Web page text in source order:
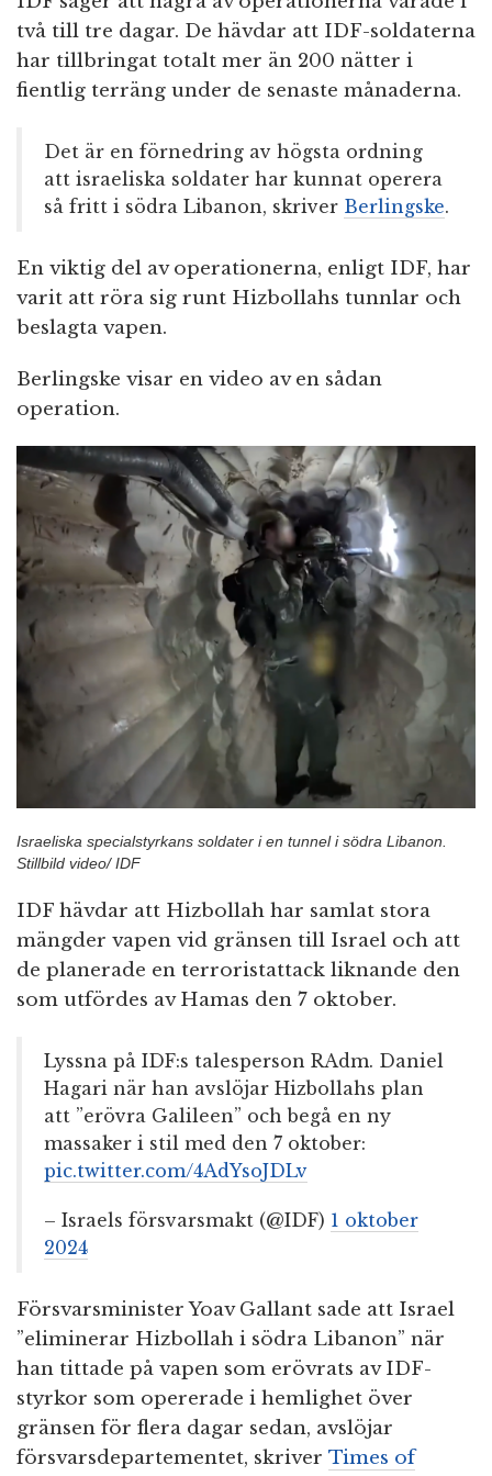
två till tre dagar. De hävdar att IDF-soldaterna
har tillbringat totalt mer än 200 nätter i
fientlig terräng under de senaste månaderna.
Det är en förnedring av högsta ordning
att israeliska soldater har kunnat operera
så fritt i södra Libanon, skriver Berlingske.
En viktig del av operationerna, enligt IDF, har
varit att röra sig runt Hizbollahs tunnlar och
beslagta vapen.
Berlingske visar en video av en sådan
operation.
Israeliska specialstyrkans soldater i en tunnel i södra Libanon.
Stillbild video/ IDF
IDF hävdar att Hizbollah har samlat stora
mängder vapen vid gränsen till Israel och att
de planerade en terroristattack liknande den
som utfördes av Hamas den 7 oktober.
Lyssna på IDF:s talesperson RAdm. Daniel
Hagari när han avslöjar Hizbollahs plan
att ”erövra Galileen” och begå en ny
massaker i stil med den 7 oktober:
pic.twitter.com/4AdYsoJDLv
– Israels försvarsmakt (@IDF) 1 oktober
2024
Försvarsminister Yoav Gallant sade att Israel
”eliminerar Hizbollah i södra Libanon” när
han tittade på vapen som erövrats av IDF-
styrkor som opererade i hemlighet över
gränsen för flera dagar sedan, avslöjar
försvarsdepartementet, skriver Times of